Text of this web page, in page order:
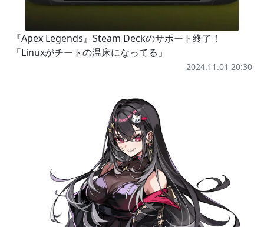
『Apex Legends』Steam Deckのサポート終了！
「Linuxがチートの温床になってる」
2024.11.01 20:30